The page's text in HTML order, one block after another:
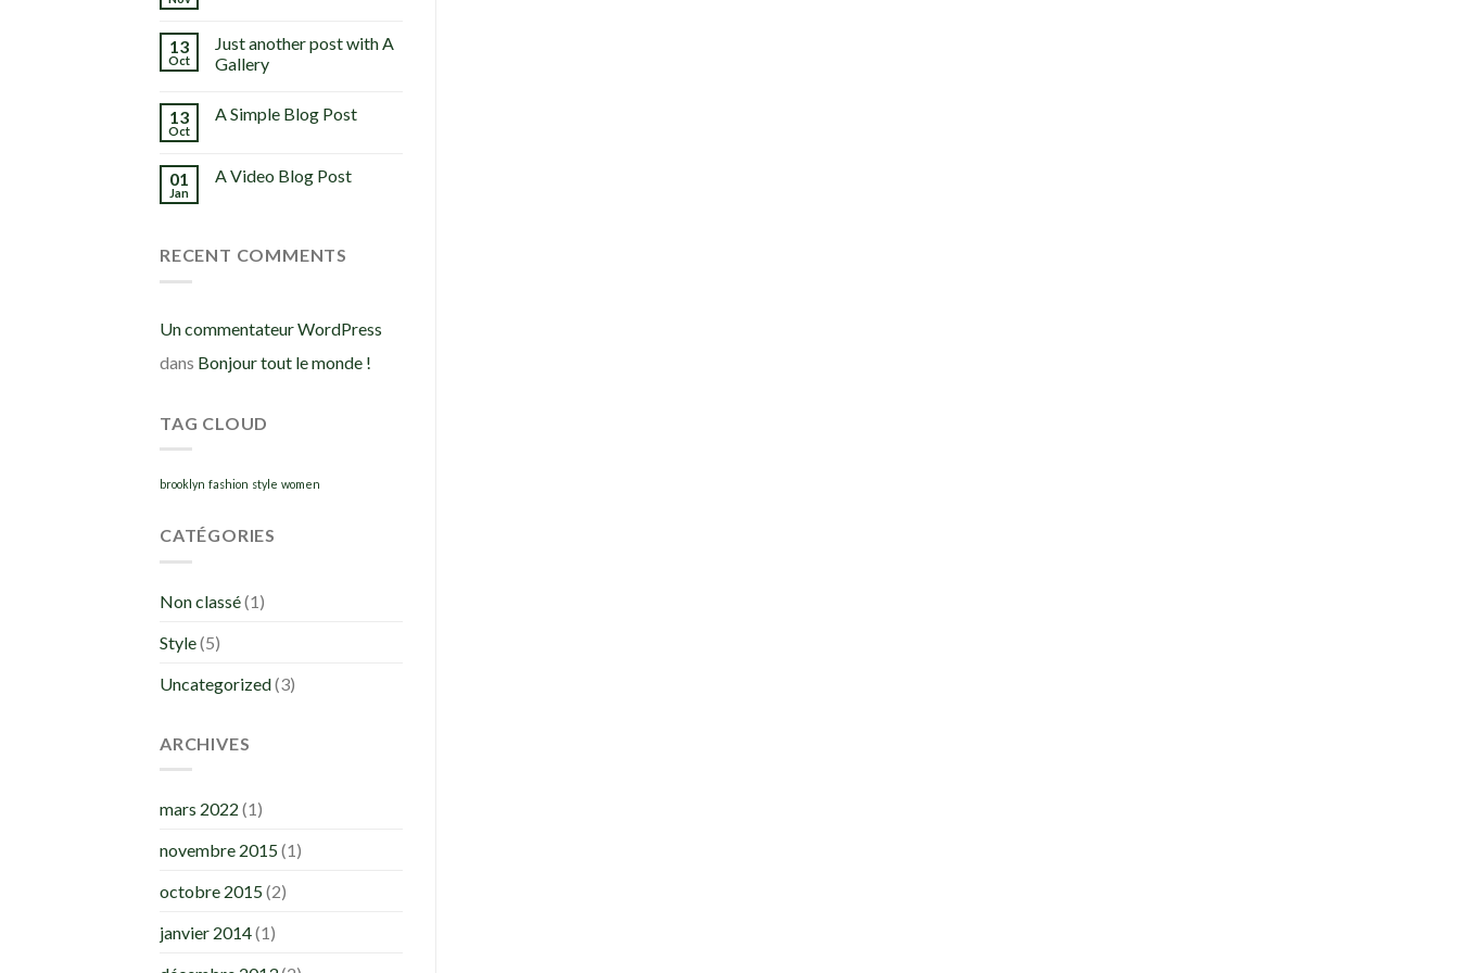
13
Oct
Just another post with A
Gallery
13
Oct
A Simple Blog Post
01
Jan
A Video Blog Post
RECENT COMMENTS
Un commentateur WordPress
dans Bonjour tout le monde !
TAG CLOUD
brooklyn fashion style women
CATÉGORIES
Non classé(1)
Style(5)
Uncategorized(3)
ARCHIVES
mars 2022 (1)
novembre 2015(1)
octobre 2015(2)
janvier 2014(1)